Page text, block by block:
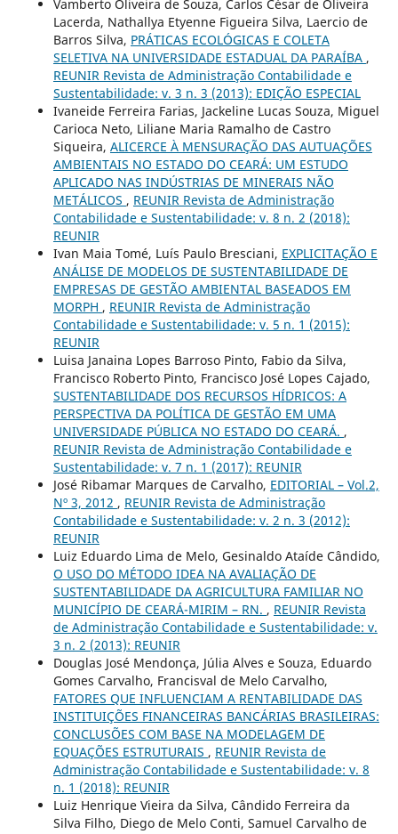
Vamberto Oliveira de Souza, Carlos César de Oliveira
Lacerda, Nathallya Etyenne Figueira Silva, Laercio de
Barros Silva, PRÁTICAS ECOLÓGICAS E COLETA
SELETIVA NA UNIVERSIDADE ESTADUAL DA PARAÍBA ,
REUNIR Revista de Administração Contabilidade e
Sustentabilidade: v. 3 n. 3 (2013): EDIÇÃO ESPECIAL
Ivaneide Ferreira Farias, Jackeline Lucas Souza, Miguel
Carioca Neto, Liliane Maria Ramalho de Castro
Siqueira, ALICERCE À MENSURAÇÃO DAS AUTUAÇÕES
AMBIENTAIS NO ESTADO DO CEARÁ: UM ESTUDO
APLICADO NAS INDÚSTRIAS DE MINERAIS NÃO
METÁLICOS , REUNIR Revista de Administração
Contabilidade e Sustentabilidade: v. 8 n. 2 (2018):
REUNIR
Ivan Maia Tomé, Luís Paulo Bresciani, EXPLICITAÇÃO E
ANÁLISE DE MODELOS DE SUSTENTABILIDADE DE
EMPRESAS DE GESTÃO AMBIENTAL BASEADOS EM
MORPH , REUNIR Revista de Administração
Contabilidade e Sustentabilidade: v. 5 n. 1 (2015):
REUNIR
Luisa Janaina Lopes Barroso Pinto, Fabio da Silva,
Francisco Roberto Pinto, Francisco José Lopes Cajado,
SUSTENTABILIDADE DOS RECURSOS HÍDRICOS: A
PERSPECTIVA DA POLÍTICA DE GESTÃO EM UMA
UNIVERSIDADE PÚBLICA NO ESTADO DO CEARÁ. ,
REUNIR Revista de Administração Contabilidade e
Sustentabilidade: v. 7 n. 1 (2017): REUNIR
José Ribamar Marques de Carvalho, EDITORIAL – Vol.2,
Nº 3, 2012 , REUNIR Revista de Administração
Contabilidade e Sustentabilidade: v. 2 n. 3 (2012):
REUNIR
Luiz Eduardo Lima de Melo, Gesinaldo Ataíde Cândido,
O USO DO MÉTODO IDEA NA AVALIAÇÃO DE
SUSTENTABILIDADE DA AGRICULTURA FAMILIAR NO
MUNICÍPIO DE CEARÁ-MIRIM – RN. , REUNIR Revista
de Administração Contabilidade e Sustentabilidade: v.
3 n. 2 (2013): REUNIR
Douglas José Mendonça, Júlia Alves e Souza, Eduardo
Gomes Carvalho, Francisval de Melo Carvalho,
FATORES QUE INFLUENCIAM A RENTABILIDADE DAS
INSTITUIÇÕES FINANCEIRAS BANCÁRIAS BRASILEIRAS:
CONCLUSÕES COM BASE NA MODELAGEM DE
EQUAÇÕES ESTRUTURAIS , REUNIR Revista de
Administração Contabilidade e Sustentabilidade: v. 8
n. 1 (2018): REUNIR
Luiz Henrique Vieira da Silva, Cândido Ferreira da
Silva Filho, Diego de Melo Conti, Samuel Carvalho de